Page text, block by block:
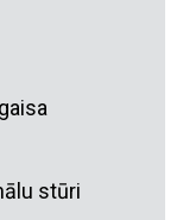
stūri